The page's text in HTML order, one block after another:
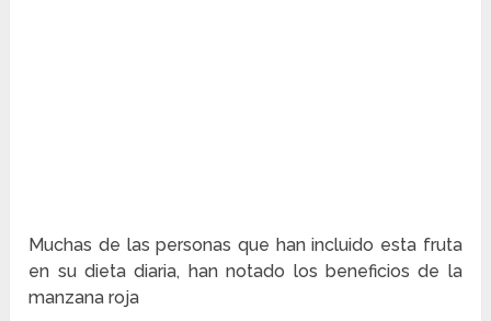
Muchas de las personas que han incluido esta fruta
en su dieta diaria, han notado los beneficios de la
manzana roja